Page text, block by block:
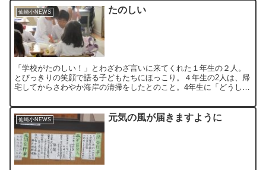
仙崎小NEWS たのしい
「学校がたのしい！」とわざわざ言いに来てくれた１年生の２人。
とびっきりの笑顔で語る子どもたちにほっこり。４年生の2人は、帰
宅してからさわやか海岸の清掃をしたとのこと。4年生に「どうして
仙崎小NEWS 元気の風が届きますように